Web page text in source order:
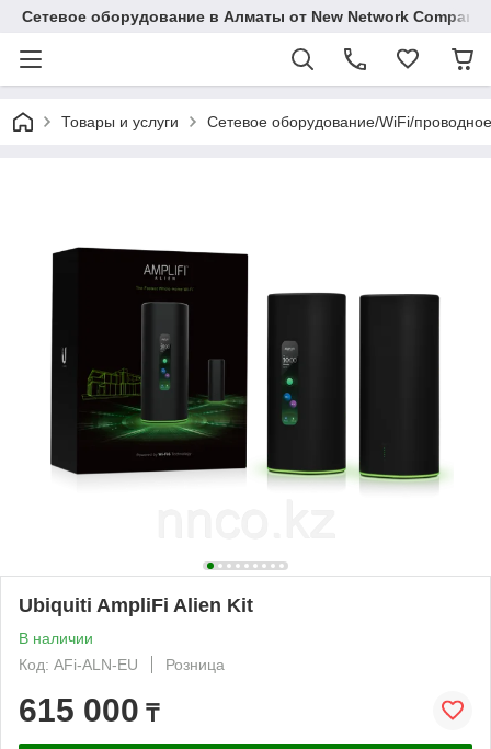
Сетевое оборудование в Алматы от New Network Company
Товары и услуги Сетевое оборудование/WiFi/проводное
Ubiquiti AmpliFi Alien Kit
В наличии
Код: AFi-ALN-EU
Розница
615 000 ₸